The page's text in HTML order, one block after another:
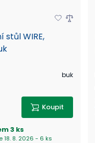
WIRE,
buk
Koupit
3 ks
8. 2026 - 6 ks